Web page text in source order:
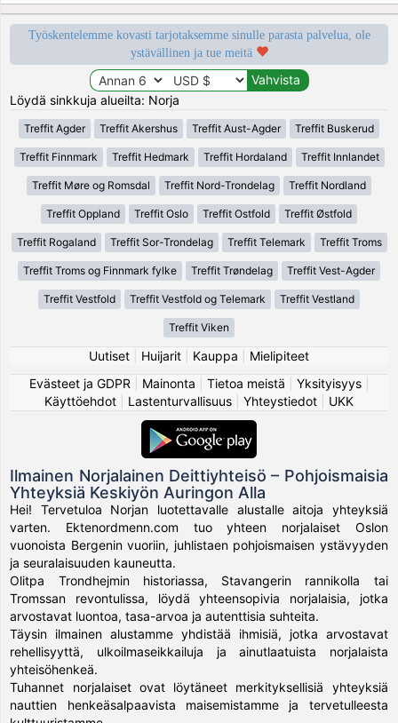
Työskentelemme kovasti tarjotaksemme sinulle parasta palvelua, ole
ystävällinen ja tue meitä
Löydä sinkkuja alueilta: Norja
Treffit Agder Treffit Akershus Treffit Aust-Agder Treffit Buskerud
Treffit Finnmark Treffit Hedmark Treffit Hordaland Treffit Innlandet
Treffit Møre og Romsdal Treffit Nord-Trondelag Treffit Nordland
Treffit Oppland Treffit Oslo Treffit Ostfold Treffit Østfold
Treffit Rogaland Treffit Sor-Trondelag Treffit Telemark Treffit Troms
Treffit Troms og Finnmark fylke Treffit Trøndelag Treffit Vest-Agder
Treffit Vestfold Treffit Vestfold og Telemark Treffit Vestland
Treffit Viken
Uutiset Huijarit Kauppa
Mielipiteet
Evästeet ja GDPR
Mainonta Tietoa meistä Yksityisyys|
Käyttöehdot
Lastenturvallisuus Yhteystiedot UKK
Ilmainen Norjalainen Deittiyhteisö – Pohjoismaisia
Yhteyksiä Keskiyön Auringon Alla
Hei! Tervetuloa Norjan luotettavalle alustalle aitoja yhteyksiä
varten. Ektenordmenn.com tuo yhteen norjalaiset Oslon
vuonoista Bergenin vuoriin, juhlistaen pohjoismaisen ystävyyden
ja seuralaisuuden kauneutta.
Olitpa Trondhejmin historiassa, Stavangerin rannikolla tai
Tromssan revontulissa, löydä yhteensopivia norjalaisia, jotka
arvostavat luontoa, tasa-arvoa ja autenttisia suhteita.
Täysin ilmainen alustamme yhdistää ihmisiä, jotka arvostavat
rehellisyyttä, ulkoilmaseikkailuja ja ainutlaatuista norjalaista
yhteisöhenkeä.
Tuhannet norjalaiset ovat löytäneet merkityksellisiä yhteyksiä
nauttien henkeäsalpaavista maisemistamme ja tervetulleesta